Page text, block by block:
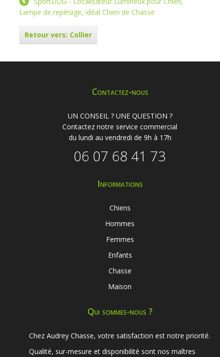
Lampe de repérage, idéal Chien de Chasse
Retour vers: Collier
Contactez-nous
UN CONSEIL ? UNE QUESTION ?
Contactez notre service commercial
du lundi au vendredi de 9h à 17h
06 07 68 41 73
Informations
Chiens
Hommes
Femmes
Enfants
Chasse
Maison
Qui sommes-nous ?
Chez Audrey Chasse, votre satisfaction est notre priorité.
Qualité, sur-mesure et disponibilité sont nos maîtres